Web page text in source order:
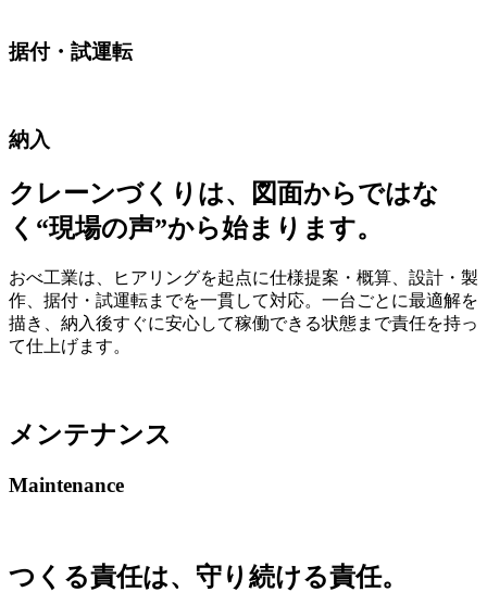
据付・試運転
納入
クレーンづくりは、図面からではな
く“現場の声”から始まります。
おべ工業は、ヒアリングを起点に仕様提案・概算、設計・製
作、据付・試運転までを一貫して対応。一台ごとに最適解を
描き、納入後すぐに安心して稼働できる状態まで責任を持っ
て仕上げます。
メンテナンス
Maintenance
つくる責任は、守り続ける責任。